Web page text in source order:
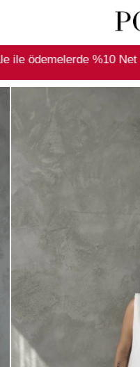
%10 Net İndirim !